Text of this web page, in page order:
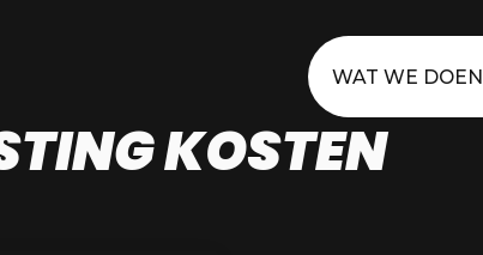
WAT WE DOEN
KOSTEN